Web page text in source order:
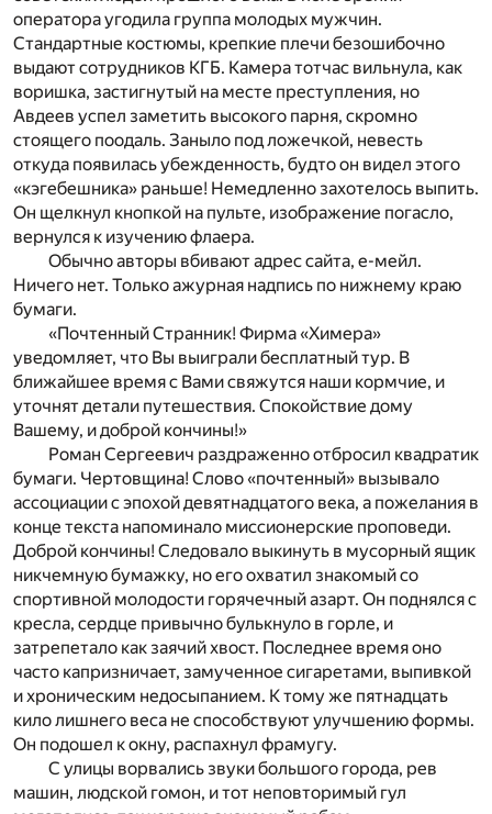
оператора угодила группа молодых мужчин.
Стандартные костюмы, крепкие плечи безошибочно
выдают сотрудников КГБ. Камера тотчас вильнула, как
воришка, застигнутый на месте преступления, но
Авдеев успел заметить высокого парня, скромно
стоящего поодаль. Заныло под ложечкой, невесть
откуда появилась убежденность, будто он видел этого
«кэгебешника» раньше! Немедленно захотелось выпить.
Он щелкнул кнопкой на пульте, изображение погасло,
вернулся к изучению флаера.
Обычно авторы вбивают адрес сайта, е-мейл.
Ничего нет. Только ажурная надпись по нижнему краю
бумаги.
«Почтенный Странник! Фирма «Химера»
уведомляет, что Вы выиграли бесплатный тур. В
ближайшее время с Вами свяжутся наши кормчие, и
уточнят детали путешествия. Спокойствие дому
Вашему, и доброй кончины!»
Роман Сергеевич раздраженно отбросил квадратик
бумаги. Чертовщина! Слово «почтенный» вызывало
ассоциации с эпохой девятнадцатого века, а пожелания в
конце текста напоминало миссионерские проповеди.
Доброй кончины! Следовало выкинуть в мусорный ящик
никчемную бумажку, но его охватил знакомый со
спортивной молодости горячечный азарт. Он поднялся с
кресла, сердце привычно булькнуло в горле, и
затрепетало как заячий хвост. Последнее время оно
часто капризничает, замученное сигаретами, выпивкой
и хроническим недосыпанием. К тому же пятнадцать
кило лишнего веса не способствуют улучшению формы.
Он подошел к окну, распахнул фрамугу.
С улицы ворвались звуки большого города, рев
машин, людской гомон, и тот неповторимый гул